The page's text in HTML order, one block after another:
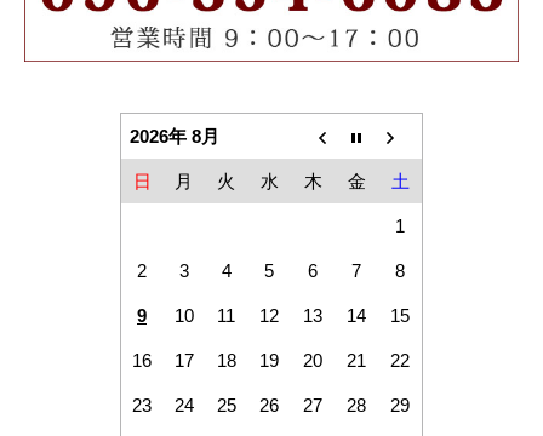
2026年 8月
日 月 火 水 木 金 土
1
2 3 4 5 6 7 8
9 10 11 12 13 14 15
16 17 18 19 20 21 22
23 24 25 26 27 28 29